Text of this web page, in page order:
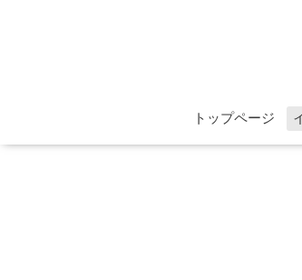
トップページ